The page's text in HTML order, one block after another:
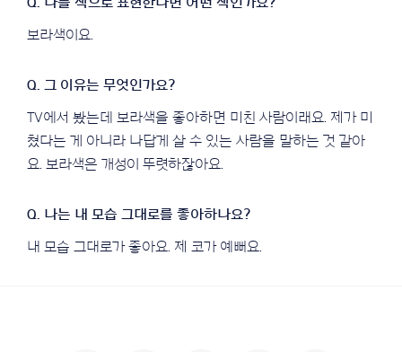
보라색이요.
TV에서 봤는데 보라색을 좋아하면 미친 사람이래요. 제가 미
쳤다는 게 아니라 나답게 살 수 있는 사람을 말하는 것 같아
요. 보라색은 개성이 뚜렷하잖아요.
내 모습 그대로가 좋아요. 제 코가 예뻐요.